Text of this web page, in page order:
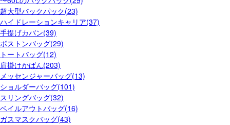
超大型バックパック(23)
ハイドレーションキャリア(37)
手提げカバン(39)
ボストンバッグ(29)
トートバッグ(12)
肩掛けかばん(203)
メッセンジャーバッグ(13)
ショルダーバッグ(101)
スリングバッグ(32)
ベイルアウトバッグ(16)
ガスマスクバッグ(43)